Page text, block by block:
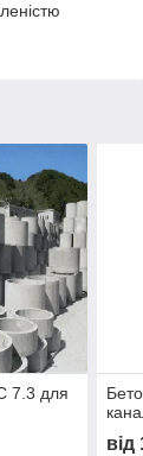
7.3 для
від